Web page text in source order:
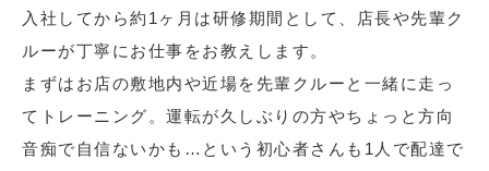
入社してから約1ヶ月は研修期間として、店長や先輩ク
ルーが丁寧にお仕事をお教えします。
まずはお店の敷地内や近場を先輩クルーと一緒に走っ
てトレーニング。運転が久しぶりの方やちょっと方向
音痴で自信ないかも…という初心者さんも1人で配達で